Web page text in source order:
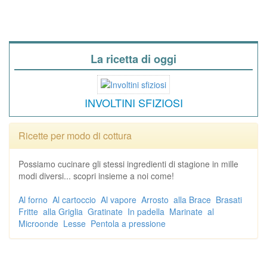
La ricetta di oggi
INVOLTINI SFIZIOSI
Ricette per modo di cottura
Possiamo cucinare gli stessi ingredienti di stagione in mille
modi diversi... scopri insieme a noi come!
Al forno Al cartoccio Al vapore Arrosto alla Brace Brasati
Fritte alla Griglia Gratinate In padella Marinate al
Microonde Lesse Pentola a pressione